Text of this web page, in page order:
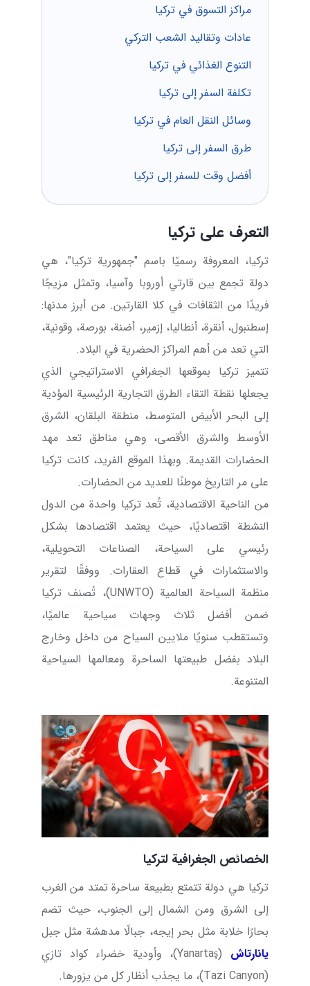
مراكز التسوق في تركيا
عادات وتقاليد الشعب التركي
التنوع الغذائي في تركيا
تكلفة السفر إلى تركيا
وسائل النقل العام في تركيا
طرق السفر إلى تركيا
أفضل وقت للسفر إلى تركيا
التعرف على تركيا
تركيا، المعروفة رسميًا باسم "جمهورية تركيا"، هي
دولة تجمع بين قارتي أوروبا وآسيا، وتمثل مزيجًا
فريدًا من الثقافات في كلا القارتين. من أبرز مدنها:
إسطنبول، أنقرة، أنطاليا، إزمير، أضنة، بورصة، وقونية،
التي تعد من أهم المراكز الحضرية في البلاد.
تتميز تركيا بموقعها الجغرافي الاستراتيجي الذي
يجعلها نقطة التقاء الطرق التجارية الرئيسية المؤدية
إلى البحر الأبيض المتوسط، منطقة البلقان، الشرق
الأوسط والشرق الأقصى، وهي مناطق تعد مهد
الحضارات القديمة. وبهذا الموقع الفريد، كانت تركيا
على مر التاريخ موطنًا للعديد من الحضارات.
من الناحية الاقتصادية، تُعد تركيا واحدة من الدول
النشطة اقتصاديًا، حيث يعتمد اقتصادها بشكل
رئيسي على السياحة، الصناعات التحويلية،
والاستثمارات في قطاع العقارات. ووفقًا لتقرير
منظمة السياحة العالمية (UNWTO)، تُصنف تركيا
ضمن أفضل ثلاث وجهات سياحية عالميًا،
وتستقطب سنويًا ملايين السياح من داخل وخارج
البلاد بفضل طبيعتها الساحرة ومعالمها السياحية
المتنوعة.
الخصائص الجغرافية لتركيا
تركيا هي دولة تتمتع بطبيعة ساحرة تمتد من الغرب
إلى الشرق ومن الشمال إلى الجنوب، حيث تضم
بحارًا خلابة مثل بحر إيجه، جبالًا مدهشة مثل جبل
يانارتاش (
Yanartaş)، وأودية خضراء كواد تازي
(
Tazi Canyon)، ما يجذب أنظار كل من يزورها.